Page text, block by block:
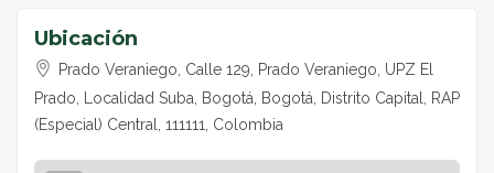
Ubicación
Prado Veraniego, Calle 129, Prado Veraniego, UPZ El
Prado, Localidad Suba, Bogotá, Bogotá, Distrito Capital, RAP
(Especial) Central, 111111, Colombia